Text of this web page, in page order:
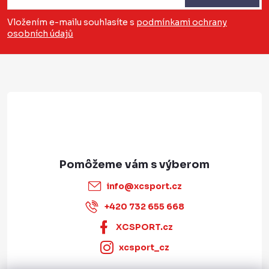
v
ý
p
i
e
p
ä
Vložením e-mailu souhlasíte s podmínkami ochrany
osobních údajů
info@xcsport.cz
+420 732 655 668
XCSPORT.cz
xcsport_cz